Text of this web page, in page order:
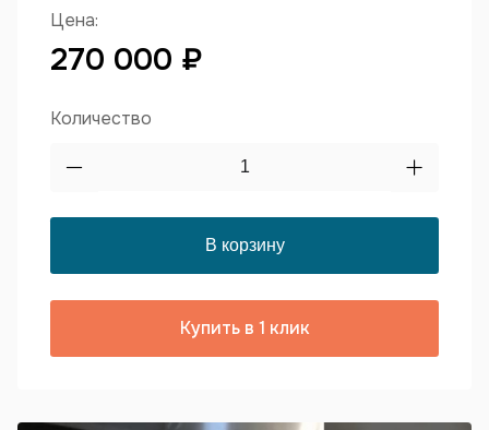
Цена:
270 000 ₽
Количество
Купить в 1 клик